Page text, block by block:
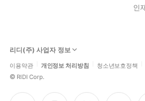
인
리디(주) 사업자 정보
이용약관 개인정보 처리방침 청소년보호정책
© RIDI Corp.